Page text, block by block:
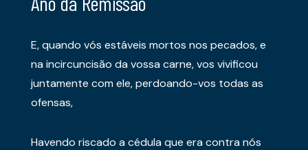
E, quando vós estáveis mortos nos pecados, e
na incircuncisão da vossa carne, vos vivificou
juntamente com ele, perdoando-vos todas as
ofensas,
Havendo riscado a cédula que era contra nós